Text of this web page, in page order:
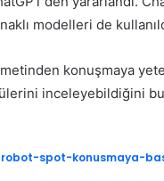
modelleri de
konuşmaya
inceleyebildiğini
spot-konusmaya-